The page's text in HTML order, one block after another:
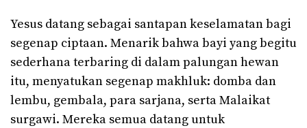
Yesus datang sebagai santapan keselamatan bagi
segenap ciptaan. Menarik bahwa bayi yang begitu
sederhana terbaring di dalam palungan hewan
itu, menyatukan segenap makhluk: domba dan
lembu, gembala, para sarjana, serta Malaikat
surgawi. Mereka semua datang untuk